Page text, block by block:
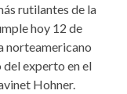
rutilantes de la
hoy 12 de
norteamericano
del experto en el
Hohner.